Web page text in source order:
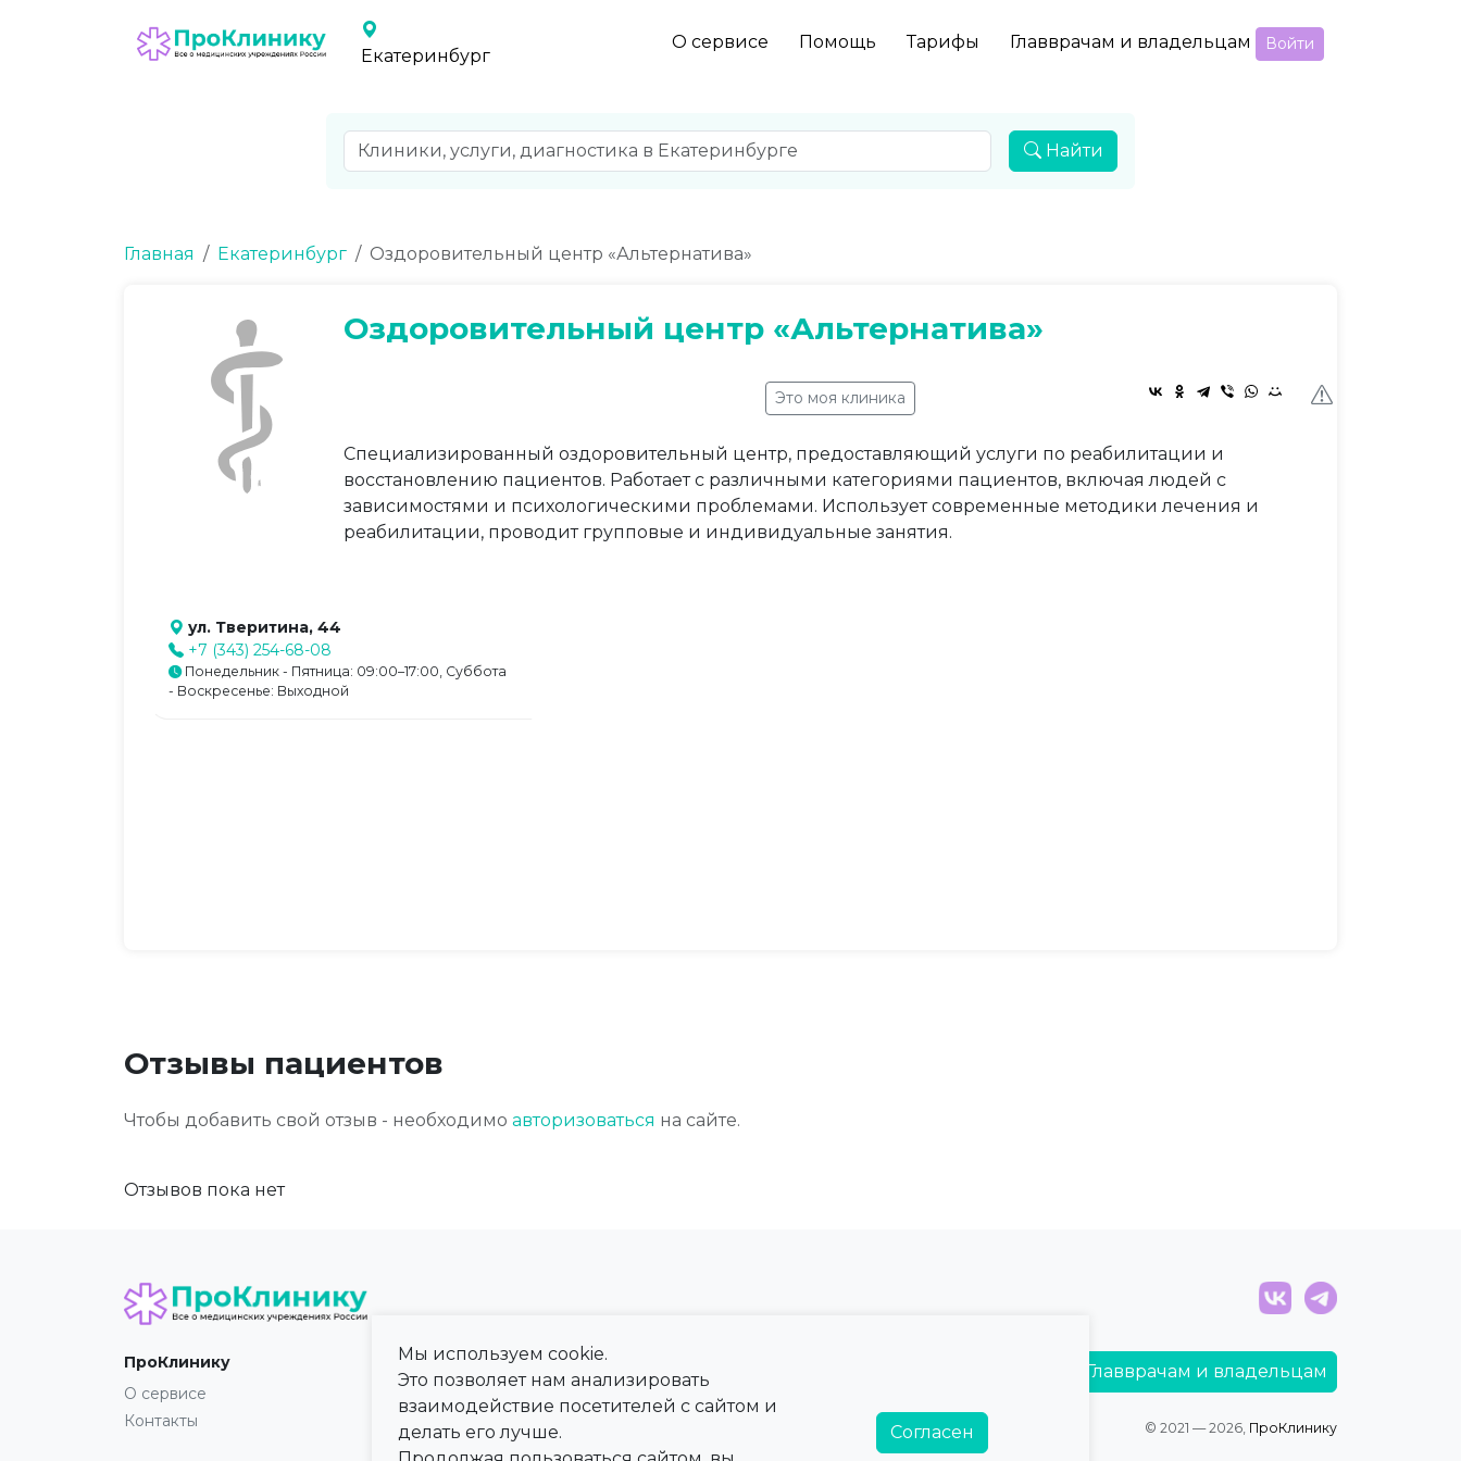
Екатеринбург
О сервисе Помощь Тарифы Главврачам и владельцам Войти
Найти
Главная Екатеринбург Оздоровительный центр «Альтернатива»
Оздоровительный центр «Альтернатива»
Это моя клиника
Специализированный оздоровительный центр, предоставляющий услуги по реабилитации и
восстановлению пациентов. Работает с различными категориями пациентов, включая людей с
зависимостями и психологическими проблемами. Использует современные методики лечения и
реабилитации, проводит групповые и индивидуальные занятия.
ул. Тверитина, 44
+7 (343) 254-68-08
Понедельник - Пятница: 09:00–17:00, Суббота
- Воскресенье: Выходной
Отзывы пациентов
Чтобы добавить свой отзыв - необходимо авторизоваться на сайте.
Отзывов пока нет
ПроКлинику
О сервисе
Контакты
Карта сайта
Регионы
Города
Справочная информация
Главврачам и владельцам
© 2021 — 2026, ПроКлинику
Мы используем cookie.
Это позволяет нам анализировать
взаимодействие посетителей с сайтом и
делать его лучше.
Согласен